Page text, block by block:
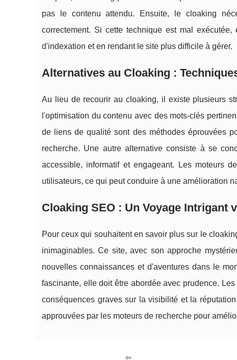
pas le contenu attendu. Ensuite, le cloaking
correctement. Si cette technique est mal
d'indexation et en rendant le site plus difficile à gérer.
Alternatives au Cloaking :
Au lieu de recourir au cloaking, il existe plusieurs
l'optimisation du contenu avec des mots-clés
de liens de qualité sont des méthodes éprouvées
recherche. Une autre alternative consiste à se
accessible, informatif et engageant. Les moteurs
utilisateurs, ce qui peut conduire à une amélioration
Cloaking SEO : Un Voyage Intrigant
Pour ceux qui souhaitent en savoir plus sur le
inimaginables. Ce site, avec son approche
nouvelles connaissances et d'aventures dans le
fascinante, elle doit être abordée avec prudence.
conséquences graves sur la visibilité et la
approuvées par les moteurs de recherche pour